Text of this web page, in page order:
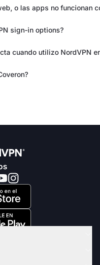
o las apps no funcionan
sign-in options?
cuando utilizo NordVPN